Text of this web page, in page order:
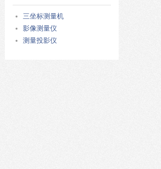
三坐标测量机
影像测量仪
测量投影仪